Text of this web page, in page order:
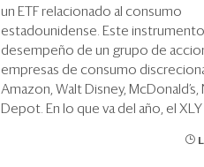
un ETF relacionado al consumo
estadounidense. Este
desempeño de un grupo de
empresas de consumo
Amazon, Walt Disney,
Depot. En lo que va del año, el XLY